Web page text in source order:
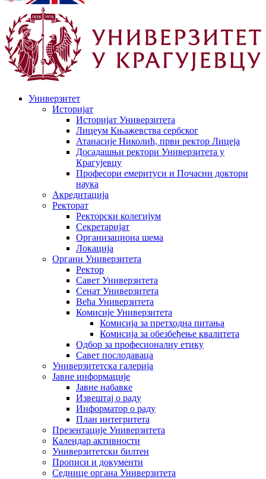
Универзитет
Историјат
Историјат Универзитета
Лицеум Књажевства сербског
Атанасије Николић, први ректор Лицеја
Досадашњи ректори Универзитета у
Крагујевцу
Професори емеритуси и Почасни доктори
наука
Акредитација
Ректорат
Ректорски колегијум
Секретаријат
Организациона шема
Локација
Органи Универзитета
Ректор
Савет Универзитета
Сенат Универзитета
Већа Универзитета
Комисије Универзитета
Комисија за претходна питања
Комисија за обезбеђење квалитета
Одбор за професионалну етику
Савет послодаваца
Универзитетска галерија
Јавне информације
Јавне набавке
Извештај о раду
Информатор о раду
План интегритета
Презентације Универзитета
Календар активности
Универзитетски билтен
Прописи и документи
Седнице органа Универзитета